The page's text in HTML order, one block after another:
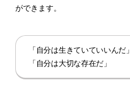
ができます。
「自分は生きていていいんだ」
「自分は大切な存在だ」